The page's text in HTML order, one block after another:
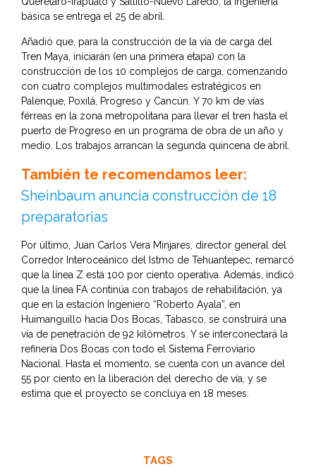
básica se entrega el 25 de abril.
Añadió que, para la construcción de la vía de carga del
Tren Maya, iniciarán (en una primera etapa) con la
construcción de los 10 complejos de carga, comenzando
con cuatro complejos multimodales estratégicos en
Palenque, Poxilá, Progreso y Cancún. Y 70 km de vías
férreas en la zona metropolitana para llevar el tren hasta el
puerto de Progreso en un programa de obra de un año y
medio. Los trabajos arrancan la segunda quincena de abril.
También te recomendamos leer:
Sheinbaum anuncia construcción de 18
preparatorias
Por último, Juan Carlos Vera Minjares, director general del
Corredor Interoceánico del Istmo de Tehuantepec, remarcó
que la línea Z está 100 por ciento operativa. Además, indicó
que la línea FA continúa con trabajos de rehabilitación, ya
que en la estación Ingeniero “Roberto Ayala”, en
Huimanguillo hacia Dos Bocas, Tabasco, se construirá una
vía de penetración de 92 kilómetros. Y se interconectará la
refinería Dos Bocas con todo el Sistema Ferroviario
Nacional. Hasta el momento, se cuenta con un avance del
55 por ciento en la liberación del derecho de vía, y se
estima que el proyecto se concluya en 18 meses.
TAGS